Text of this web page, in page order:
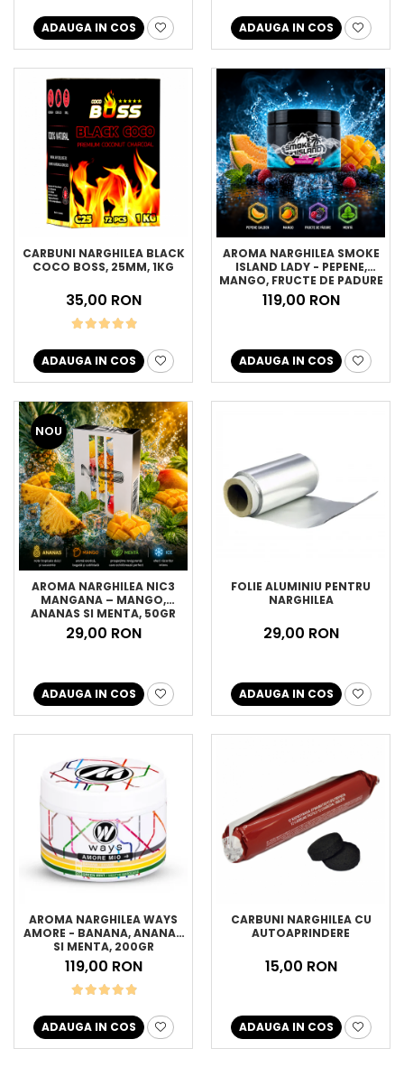
ADAUGA IN COS ADAUGA IN COS
CARBUNI NARGHILEA BLACK
COCO BOSS, 25MM, 1KG
35,00 RON
ADAUGA IN COS
AROMA NARGHILEA SMOKE
ISLAND LADY - PEPENE,
MANGO, FRUCTE DE PADURE
CU MENTA, 200GR
119,00 RON
ADAUGA IN COS
NOU
AROMA NARGHILEA NIC3
MANGANA – MANGO,
ANANAS SI MENTA, 50GR
29,00 RON
ADAUGA IN COS
FOLIE ALUMINIU PENTRU
NARGHILEA
29,00 RON
ADAUGA IN COS
AROMA NARGHILEA WAYS
AMORE - BANANA, ANANAS
SI MENTA, 200GR
119,00 RON
ADAUGA IN COS
CARBUNI NARGHILEA CU
AUTOAPRINDERE
15,00 RON
ADAUGA IN COS